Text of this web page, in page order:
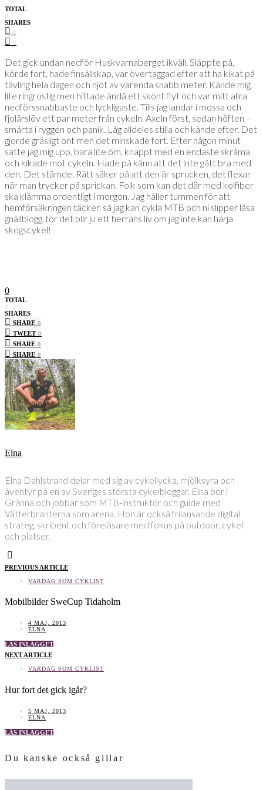
TOTAL
0
SHARES
0
0
Det gick undan nedför Huskvarnaberget ikväll. Släppte på,
körde fort, hade finsällskap, var övertaggad efter att ha kikat på
tävling hela dagen och njöt av varenda snabb meter. Kände mig
lite ringrostig men hittade ändå ett skönt flyt och var mitt allra
nedförssnabbaste och lyckligaste. Tills jag landar i mossa och
fjolårslöv ett par meter från cykeln. Axeln först, sedan höften –
smärta i ryggen och panik. Låg alldeles stilla och kände efter. Det
gjorde gräsligt ont men det minskade fort. Efter någon minut
satte jag mig upp, bara lite öm, knappt med en endaste skråma
och kikade mot cykeln. Hade på känn att det inte gått bra med
den. Det stämde. Rätt säker på att den är sprucken, det flexar
när man trycker på sprickan. Folk som kan det där med kolfiber
ska klämma ordentligt i morgon. Jag håller tummen för att
hemförsäkringen täcker, så jag kan cykla MTB och ni slipper läsa
gnällblogg, för det blir ju ett herrans liv om jag inte kan härja
skogscykel!
0
TOTAL
0
SHARES
SHARE 0
TWEET 0
SHARE 0
SHARE 0
Elna
Elna Dahlstrand delar med sig av cykellycka, mjölksyra och
äventyr på en av Sveriges största cykelbloggar. Elna bor i
Gränna och jobbar som MTB-instruktör och guide med
Vätterbranterna som arena. Hon är också frilansande digital
strateg, skribent och föreläsare med fokus på outdoor, cykel
och platser.
PREVIOUS ARTICLE
VARDAG SOM CYKLIST
Mobilbilder SweCup Tidaholm
4 MAJ, 2013
ELNA
LÄS INLÄGGET
NEXT ARTICLE
VARDAG SOM CYKLIST
Hur fort det gick igår?
5 MAJ, 2013
ELNA
LÄS INLÄGGET
Du kanske också gillar